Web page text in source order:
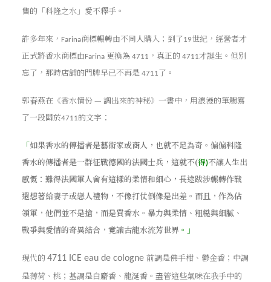
售的「科隆之水」愛不釋手。
許多年來， Farina商標輾轉由不同人購入；到了19世紀，經營者才
正式將香水商標由Farina 更換為 4711 ，真正的 4711才誕生。但別
忘了，那時店舖的門牌早已不再是 4711了。
郭春燕在《香水情份 — 調出來的神秘》一書中，用浪漫的筆觸寫
了一段關於4711的文字：
「如果香水的傳播者是藝術家或商人，也就不足為奇。偏偏科隆
香水的傳播者是一群征戰德國的法國士兵，這就不(得)不讓人生出
感慨：難得法國軍人會有這樣的柔情和細心，長途跋涉輾轉作戰
還想著給妻子或戀人禮物，不像打仗倒像是出差。而且，作為佔
領軍，他們並不是搶，而是買香水。暴力與柔情、粗糙與細膩、
戰爭與愛情的奇異結合，竟讓古龍水流芳世界 。」
現代的4711 ICE eau de cologne 前調是佛手柑、鬱金香；中調
是薄荷、桃；基調是白麝香、龍涎香。盡管這些氣味在我手中的